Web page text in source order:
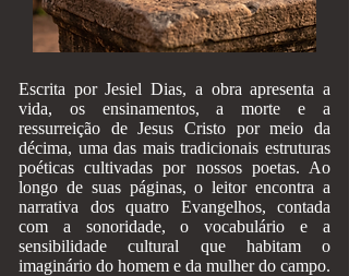
Escrita por Jesiel Dias, a obra apresenta a
vida, os ensinamentos, a morte e a
ressurreição de Jesus Cristo por meio da
décima, uma das mais tradicionais estruturas
poéticas cultivadas por nossos poetas. Ao
longo de suas páginas, o leitor encontra a
narrativa dos quatro Evangelhos, contada
com a sonoridade, o vocabulário e a
sensibilidade cultural que habitam o
imaginário do homem e da mulher do campo.